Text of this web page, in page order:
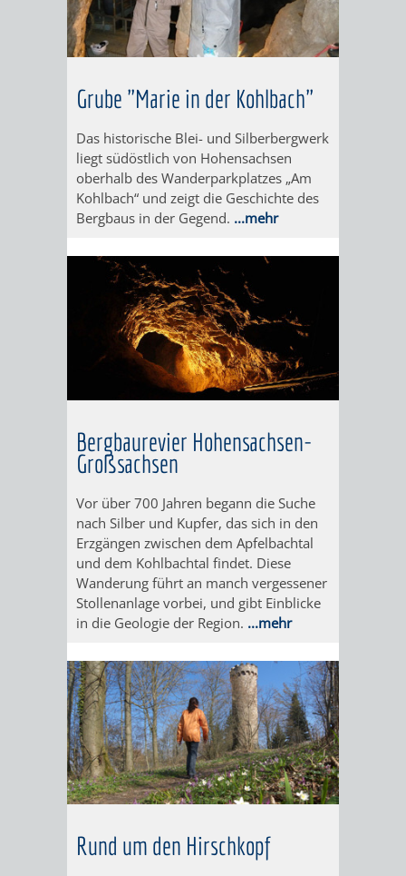
RUNDGANG
DURCH
DEN
WEINHEIMER
ORTSTEIL
LÜTZELSACHSEN
BRIGGL,
BISCHOF,
BELLER-
BAD
-
BEMERKENSWERTES
AUF
LÜTZELSACHSEN'S
WEGEN
E-
FÜHRUNGEN
MIT
BEEINTRÄCHTIGUNGEN
WEINHEIMER
ANEKDOTEN
ÜBERNACHTUNGEN
ÜBERNACHTUNGSDATENBANK
WOHNMOBILSTELLPLÄTZE
REISEARRANGEMENTS
GASTRONOMIE
AKTIVITÄTEN
Grube "Marie in der Kohlbach"
Das historische Blei- und Silberbergwerk
liegt südöstlich von Hohensachsen
oberhalb des Wanderparkplatzes „Am
Kohlbach“ und zeigt die Geschichte des
Bergbaus in der Gegend. ...mehr
Bergbaurevier Hohensachsen-
Großsachsen
Vor über 700 Jahren begann die Suche
nach Silber und Kupfer, das sich in den
Erzgängen zwischen dem Apfelbachtal
und dem Kohlbachtal findet. Diese
Wanderung führt an manch vergessener
Stollenanlage vorbei, und gibt Einblicke
in die Geologie der Region. ...mehr
Rund um den Hirschkopf